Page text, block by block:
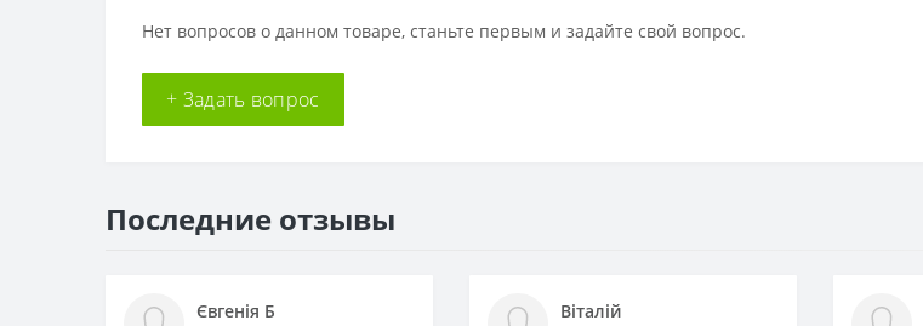
Нет вопросов о данном товаре, станьте первым и задайте свой вопрос.
+ Задать вопрос
Последние отзывы
Євгенія Б Віталій